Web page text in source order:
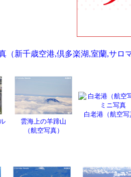
（新千歳空港,倶多楽湖,室蘭,サロ
雲海上の羊蹄山
（航空写真）
白老港（航空写